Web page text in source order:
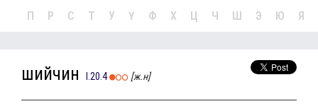
П Р С Т У Ү Ф Х Ц Ч Ш Э Ю Я
шийчин I.20.4 [ж.н]